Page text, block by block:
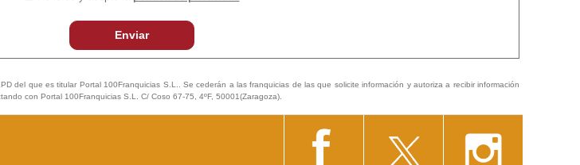
Enviar
del que es titular Portal 100Franquicias S.L.. Se cederán a las franquicias de las que solicite información y autoriza a recibir información
con Portal 100Franquicias S.L. C/ Coso 67-75, 4ºF, 50001(Zaragoza).